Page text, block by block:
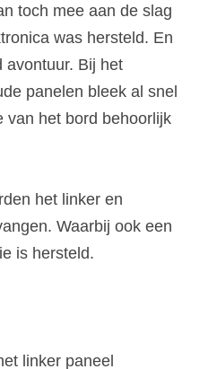
toch mee aan de slag
was hersteld. En
avontuur. Bij het
panelen bleek al snel
van het bord behoorlijk
het linker en
Waarbij ook een
is hersteld.
linker paneel